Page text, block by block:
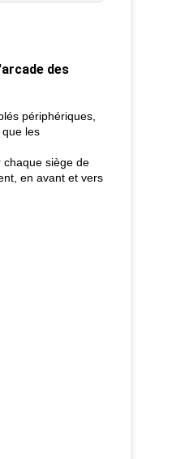
des
périphériques,
les
chaque siège de
en avant et vers